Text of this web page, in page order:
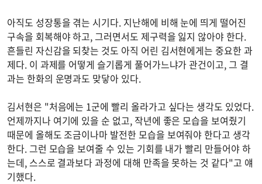
아직도 성장통을 겪는 시기다. 지난해에 비해 눈에 띄게 떨어진
구속을 회복해야 하고, 그러면서도 제구력을 잃지 않아야 한다.
흔들린 자신감을 되찾는 것도 아직 어린 김서현에게는 중요한 과
제다. 이 과제를 어떻게 슬기롭게 풀어가느냐가 관건이고, 그 결
과는 한화의 운명과도 맞닿아 있다.
김서현은 "처음에는 1군에 빨리 올라가고 싶다는 생각도 있었다.
언제까지나 여기에 있을 순 없고, 작년에 좋은 모습을 보여줬기
때문에 올해도 조금이나마 발전한 모습을 보여줘야 한다고 생각
한다. 그런 모습을 보여줄 수 있는 기회를 내가 빨리 만들어야 하
는데, 스스로 결과보다 과정에 대해 만족을 못하는 것 같다"고 얘
기했다.